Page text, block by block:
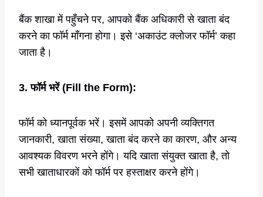
बैंक शाखा में पहुँचने पर, आपको बैंक अधिकारी से खाता बंद
करने का फॉर्म माँगना होगा। इसे ‘अकाउंट क्लोजर फॉर्म’ कहा
जाता है।
3. फॉर्म भरें (Fill the Form):
फॉर्म को ध्यानपूर्वक भरें। इसमें आपको अपनी व्यक्तिगत
जानकारी, खाता संख्या, खाता बंद करने का कारण, और अन्य
आवश्यक विवरण भरने होंगे। यदि खाता संयुक्त खाता है, तो
सभी खाताधारकों को फॉर्म पर हस्ताक्षर करने होंगे।